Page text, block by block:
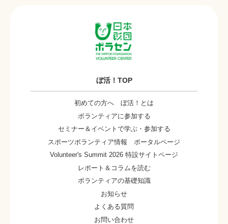
ぼ活！TOP
初めての方へ ぼ活！とは
ボランティアに参加する
セミナー＆イベントで学ぶ・参加する
スポーツボランティア情報 ポータルページ
Volunteer's Summit 2026 特設サイトページ
レポート＆コラムを読む
ボランティアの基礎知識
お知らせ
よくある質問
お問い合わせ